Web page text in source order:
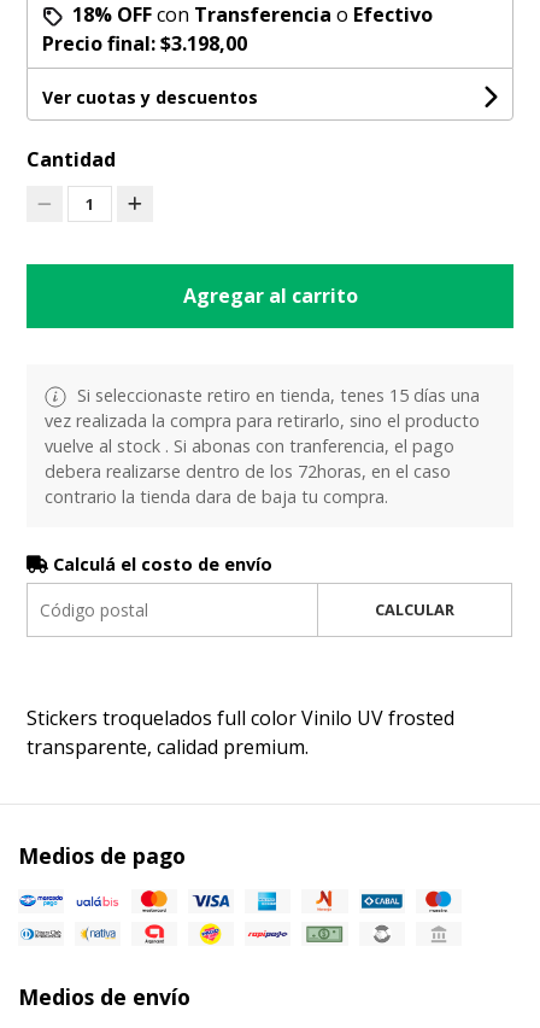
18% OFFcon Transferencia o Efectivo
Precio final:$3.198,00
Ver cuotas y descuentos
Cantidad
1
Agregar al carrito
Si seleccionaste retiro en tienda, tenes 15 días una
vez realizada la compra para retirarlo, sino el producto
vuelve al stock . Si abonas con tranferencia, el pago
debera realizarse dentro de los 72horas, en el caso
contrario la tienda dara de baja tu compra.
Calculá el costo de envío
CALCULAR
Stickers troquelados full color Vinilo UV frosted
transparente, calidad premium.
Medios de pago
Medios de envío